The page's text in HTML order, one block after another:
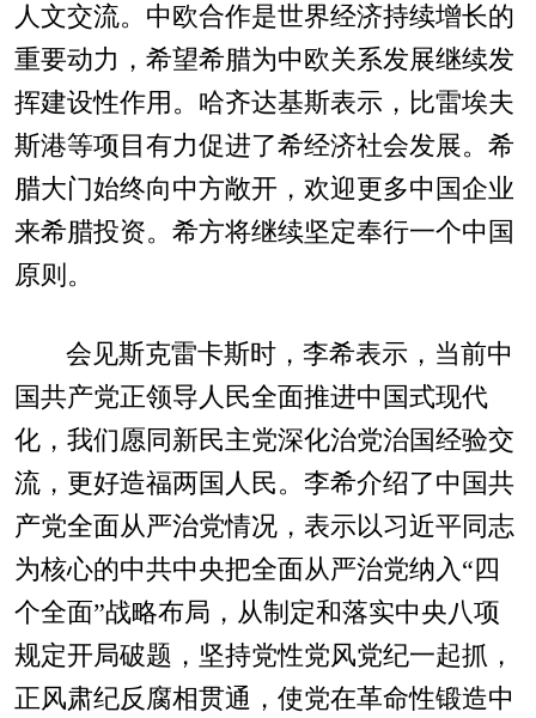
人文交流。中欧合作是世界经济持续增长的
重要动力，希望希腊为中欧关系发展继续发
挥建设性作用。哈齐达基斯表示，比雷埃夫
斯港等项目有力促进了希经济社会发展。希
腊大门始终向中方敞开，欢迎更多中国企业
来希腊投资。希方将继续坚定奉行一个中国
原则。
会见斯克雷卡斯时，李希表示，当前中
国共产党正领导人民全面推进中国式现代
化，我们愿同新民主党深化治党治国经验交
流，更好造福两国人民。李希介绍了中国共
产党全面从严治党情况，表示以习近平同志
为核心的中共中央把全面从严治党纳入“四
个全面”战略布局，从制定和落实中央八项
规定开局破题，坚持党性党风党纪一起抓，
正风肃纪反腐相贯通，使党在革命性锻造中